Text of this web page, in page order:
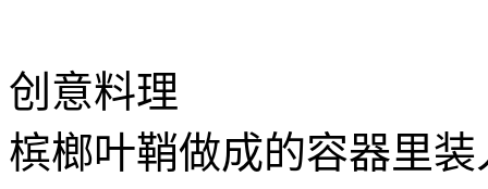
创意料理
槟榔叶鞘做成的容器里